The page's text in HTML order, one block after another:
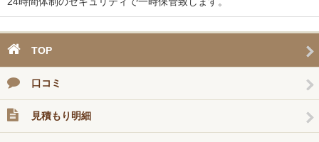
TOP
口コミ
見積もり明細